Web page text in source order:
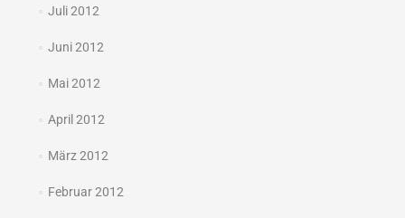
Juli 2012
Juni 2012
Mai 2012
April 2012
März 2012
Februar 2012